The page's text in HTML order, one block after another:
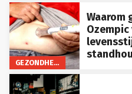
GEZONDHEID
Waarom